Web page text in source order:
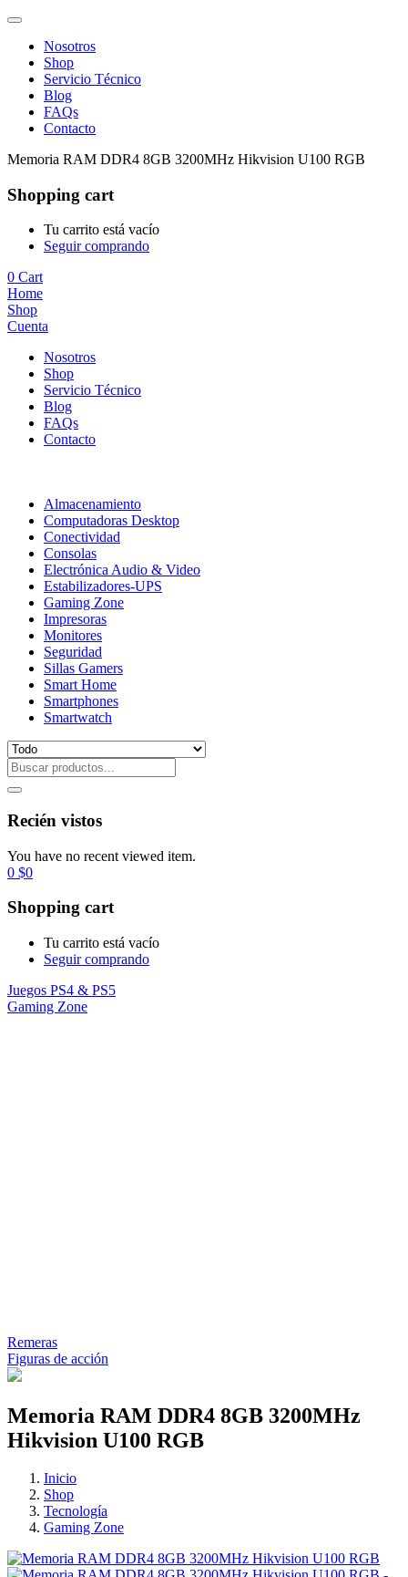
Nosotros
Shop
Servicio Técnico
Blog
FAQs
Contacto
Memoria RAM DDR4 8GB 3200MHz Hikvision U100 RGB
Shopping cart
Tu carrito está vacío
Seguir comprando
0 Cart
Home
Shop
Cuenta
Nosotros
Shop
Servicio Técnico
Blog
FAQs
Contacto
Almacenamiento
Computadoras Desktop
Conectividad
Consolas
Electrónica Audio & Video
Estabilizadores-UPS
Gaming Zone
Impresoras
Monitores
Seguridad
Sillas Gamers
Smart Home
Smartphones
Smartwatch
Recién vistos
You have no recent viewed item.
0 $0
Shopping cart
Tu carrito está vacío
Seguir comprando
Juegos PS4 & PS5
Gaming Zone
Remeras
Figuras de acción
Memoria RAM DDR4 8GB 3200MHz
Hikvision U100 RGB
Inicio
Shop
Tecnología
Gaming Zone